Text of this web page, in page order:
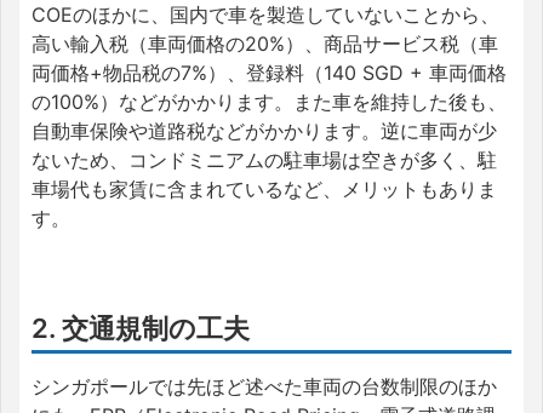
COEのほかに、国内で車を製造していないことから、
高い輸入税（車両価格の20%）、商品サービス税（車
両価格+物品税の7%）、登録料（140 SGD + 車両価格
の100%）などがかかります。また車を維持した後も、
自動車保険や道路税などがかかります。逆に車両が少
ないため、コンドミニアムの駐車場は空きが多く、駐
車場代も家賃に含まれているなど、メリットもありま
す。
2. 交通規制の工夫
シンガポールでは先ほど述べた車両の台数制限のほか